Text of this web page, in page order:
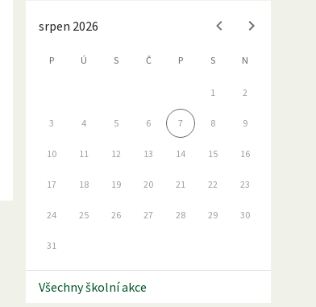
srpen 2026
P Ú S Č P S N
1 2
3 4 5 6 7 8 9
10 11 12 13 14 15 16
17 18 19 20 21 22 23
24 25 26 27 28 29 30
31
Všechny školní akce